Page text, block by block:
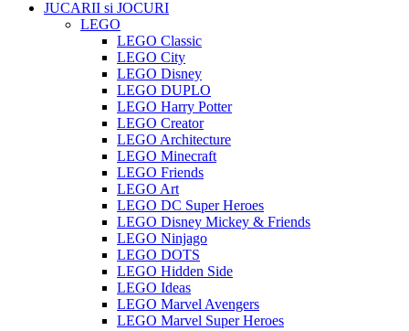
JUCARII si JOCURI
LEGO
LEGO Classic
LEGO City
LEGO Disney
LEGO DUPLO
LEGO Harry Potter
LEGO Creator
LEGO Architecture
LEGO Minecraft
LEGO Friends
LEGO Art
LEGO DC Super Heroes
LEGO Disney Mickey & Friends
LEGO Ninjago
LEGO DOTS
LEGO Hidden Side
LEGO Ideas
LEGO Marvel Avengers
LEGO Marvel Super Heroes